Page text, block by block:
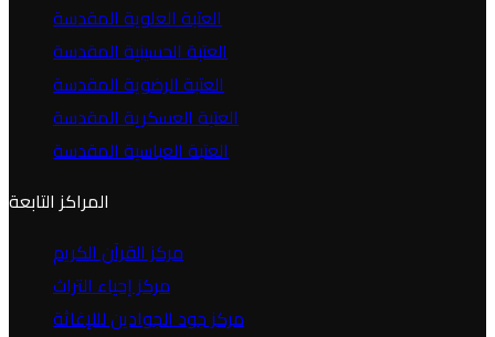
العتبة العلوية المقدسة
العتبة الحسينية المقدسة
العتبة الرضوية المقدسة
العتبة العسكرية المقدسة
العتبة العباسية المقدسة
المراكز التابعة
مركز القرآن الكريم
مركز إحياء التراث
مركز جود الجوادين لللإغاثة